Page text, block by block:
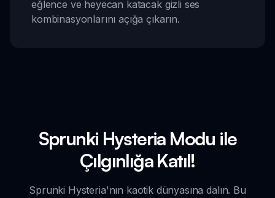
eğlence ve heyecan katacak gizli ses
kombinasyonlarını açığa çıkarın.
Sprunki Hysteria Modu ile
Çılgınlığa Katıl!
Sprunki Hysteria'nın kaotik dünyasına dalın. Bu